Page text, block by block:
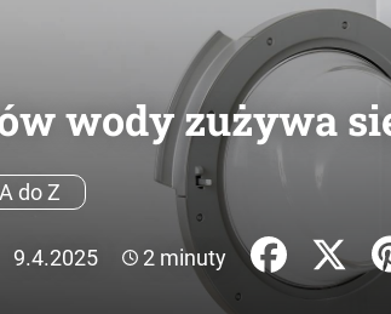
wody zużywa
do Z
9.4.2025 2 minuty